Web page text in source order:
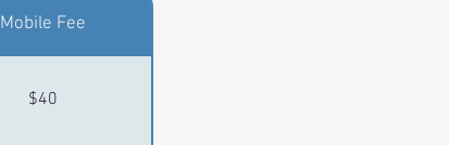
Mobile Fee
$40